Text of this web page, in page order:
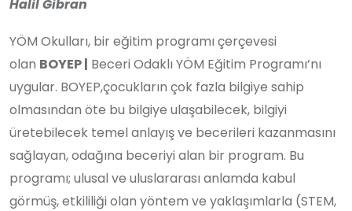
Halil Gibran
YÖM Okulları, bir eğitim programı çerçevesi
olan BOYEP | Beceri Odaklı YÖM Eğitim Programı’nı
uygular. BOYEP,çocukların çok fazla bilgiye sahip
olmasından öte bu bilgiye ulaşabilecek, bilgiyi
üretebilecek temel anlayış ve becerileri kazanmasını
sağlayan, odağına beceriyi alan bir program. Bu
programı; ulusal ve uluslararası anlamda kabul
görmüş, etkililiği olan yöntem ve yaklaşımlarla (STEM,